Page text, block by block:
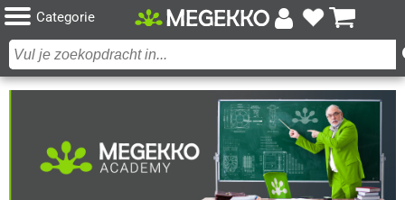
Categorie